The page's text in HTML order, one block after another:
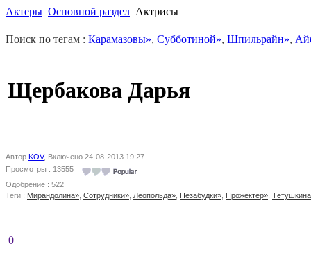
Актеры Основной раздел Актрисы
Поиск по тегам : Карамазовы», Субботиной», Шпильрайн»,
Щербакова Дарья
Автор KOV, Включено 24-08-2013 19:27
Просмотры : 13555
Одобрение : 522
Теги : Мирандолина» Сотрудники» Леопольда» Незабудки» Прожектер»
0